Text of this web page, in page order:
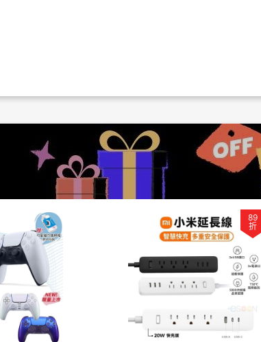
89
折